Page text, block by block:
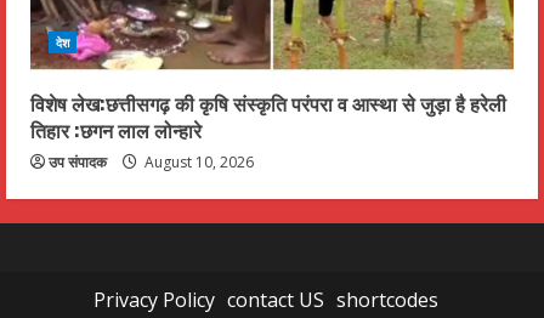
देश
विशेष लेख:छत्तीसगढ़ की कृषि संस्कृति परंपरा व आस्था से जुड़ा है हरेली
तिहार :छगन लाल लोन्हारे
उप संपादक August 10, 2026
Privacy Policy contact US shortcodes